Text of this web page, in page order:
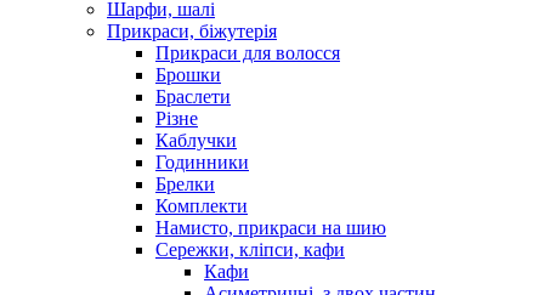
Шарфи, шалі
Прикраси, біжутерія
Прикраси для волосся
Брошки
Браслети
Різне
Каблучки
Годинники
Брелки
Комплекти
Намисто, прикраси на шию
Сережки, кліпси, кафи
Кафи